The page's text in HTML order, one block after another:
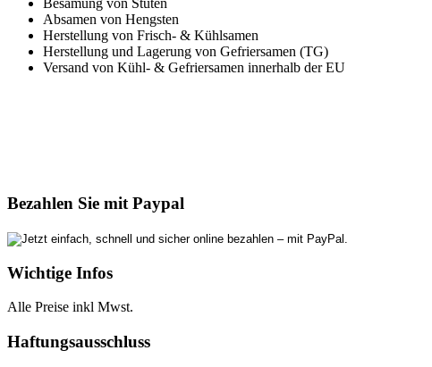
Besamung von Stuten
Absamen von Hengsten
Herstellung von Frisch- & Kühlsamen
Herstellung und Lagerung von Gefriersamen (TG)
Versand von Kühl- & Gefriersamen innerhalb der EU
Bezahlen Sie mit Paypal
Wichtige Infos
Alle Preise inkl Mwst.
Haftungsausschluss